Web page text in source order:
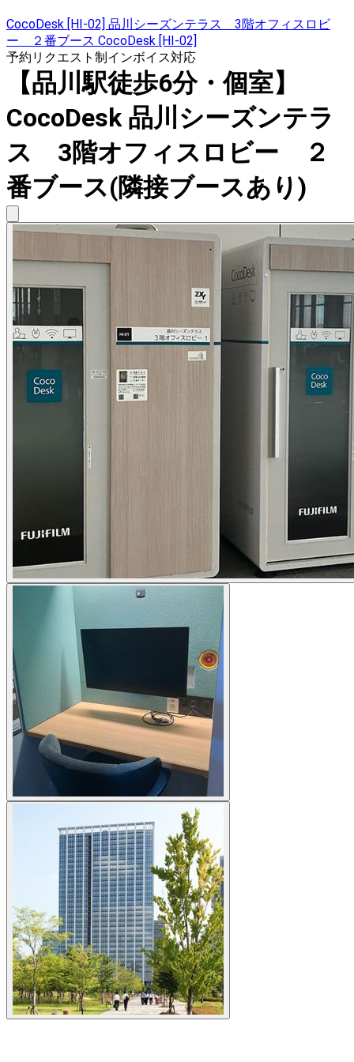
CocoDesk [HI-02] 品川シーズンテラス 3階オフィスロビ
ー ２番ブース CocoDesk [HI-02]
予約リクエスト制インボイス対応
【品川駅徒歩6分・個室】
CocoDesk 品川シーズンテラ
ス 3階オフィスロビー ２
番ブース(隣接ブースあり)